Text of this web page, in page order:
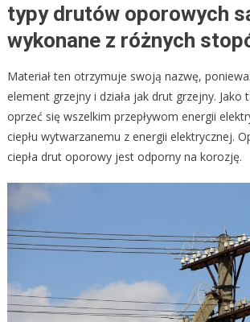
typy drutów oporowych
wykonane z różnych
Materiał ten otrzymuje swoją nazwę,
element grzejny i działa jak drut grzejny. Jako
oprzeć się wszelkim przepływom energii
ciepłu wytwarzanemu z energii elektrycznej.
ciepła drut oporowy jest odporny na korozję.